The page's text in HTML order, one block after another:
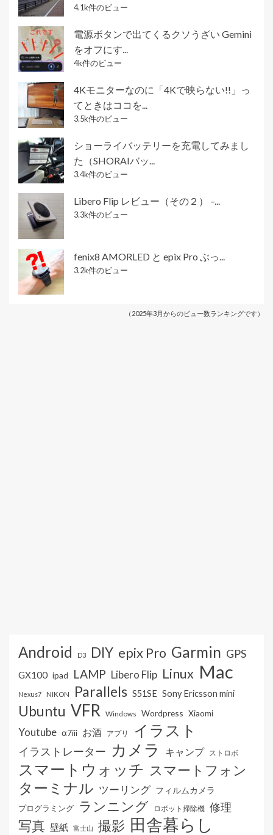
4.1k件のビュー
電源ボタンで出てくるクソうざい Gemini
をオフにす...
4k件のビュー
4Kモニターなのに「4Kで映らない!!」っ
てときはココを...
3.5k件のビュー
ショーライバッテリーを充電してみまし
た（SHORAIバッ...
3.4k件のビュー
Libero Flip レビュー（その２） –...
3.3k件のビュー
fenix8 AMORLED と epix Pro ぶっ...
3.2k件のビュー
（2025年3月からのビュー数ランキングです）
Android D3 DIY epix Pro Garmin GPS
GX100 ipad LAMP Libero Flip Linux Mac
Nexus7 NIKON Parallels S51SE Sony Ericsson mini
Ubuntu VFR Windows Wordpress Xiaomi
Youtube α7iii お酒 アプリ イラスト
イラストレーター カメラ キャンプ ストロボ
スマートウォッチ スマートフォン
ターミナル ツーリング フィルムカメラ
プログラミング ランニング ロボット掃除機 修理
写真 壁紙 富士山 撮影 田舎暮らし